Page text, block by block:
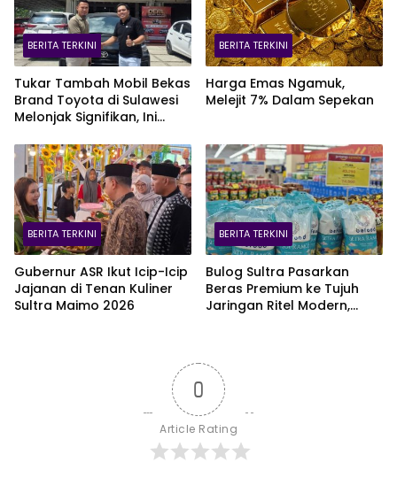
BERITA TERKINI
Tukar Tambah Mobil Bekas
Brand Toyota di Sulawesi
Melonjak Signifikan, Ini
BERITA TERKINI
Harga Emas Ngamuk,
Melejit 7% Dalam Sepekan
BERITA TERKINI
Gubernur ASR Ikut Icip-Icip
Jajanan di Tenan Kuliner
Sultra Maimo 2026
BERITA TERKINI
Bulog Sultra Pasarkan
Beras Premium ke Tujuh
Jaringan Ritel Modern,
0
Article Rating